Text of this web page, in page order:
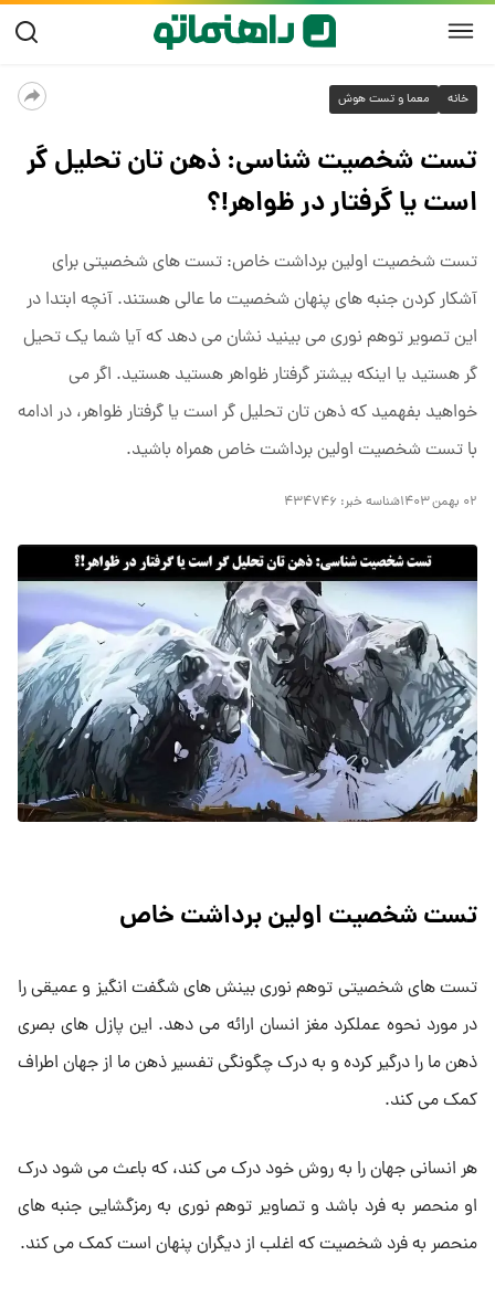
خانه معما و تست هوش
تست شخصیت شناسی: ذهن تان تحلیل گر
است یا گرفتار در ظواهر!؟
تست شخصیت اولین برداشت خاص: تست های شخصیتی برای
آشکار کردن جنبه های پنهان شخصیت ما عالی هستند. آنچه ابتدا در
این تصویر توهم نوری می بینید نشان می دهد که آیا شما یک تحیل
گر هستید یا اینکه بیشتر گرفتار ظواهر هستید هستید. اگر می
خواهید بفهمید که ذهن تان تحلیل گر است یا گرفتار ظواهر، در ادامه
با تست شخصیت اولین برداشت خاص همراه باشید.
۰۲ بهمن ۱۴۰۳ شناسه خبر: ۴۳۴۷۴۶
تست شخصیت اولین برداشت خاص
تست های شخصیتی توهم نوری بینش های شگفت انگیز و عمیقی را
در مورد نحوه عملکرد مغز انسان ارائه می دهد. این پازل های بصری
ذهن ما را درگیر کرده و به درک چگونگی تفسیر ذهن ما از جهان اطراف
کمک می کند.
هر انسانی جهان را به روش خود درک می کند، که باعث می شود درک
او منحصر به فرد باشد و تصاویر توهم نوری به رمزگشایی جنبه های
منحصر به فرد شخصیت که اغلب از دیگران پنهان است کمک می کند.